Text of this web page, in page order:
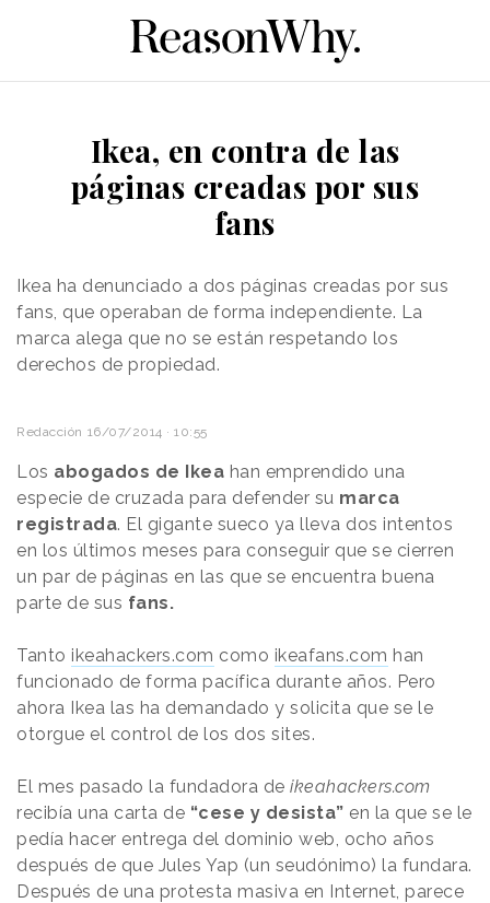
Ikea, en contra de las
páginas creadas por sus
fans
Ikea ha denunciado a dos páginas creadas por sus
fans, que operaban de forma independiente. La
marca alega que no se están respetando los
derechos de propiedad.
Redacción 16/07/2014 · 10:55
Los abogados de Ikea han emprendido una
especie de cruzada para defender su marca
registrada. El gigante sueco ya lleva dos intentos
en los últimos meses para conseguir que se cierren
un par de páginas en las que se encuentra buena
parte de sus fans.
Tanto ikeahackers.com como ikeafans.com han
funcionado de forma pacífica durante años. Pero
ahora Ikea las ha demandado y solicita que se le
otorgue el control de los dos sites.
El mes pasado la fundadora de ikeahackers.com
recibía una carta de “cese y desista” en la que se le
pedía hacer entrega del dominio web, ocho años
después de que Jules Yap (un seudónimo) la fundara.
Después de una protesta masiva en Internet, parece